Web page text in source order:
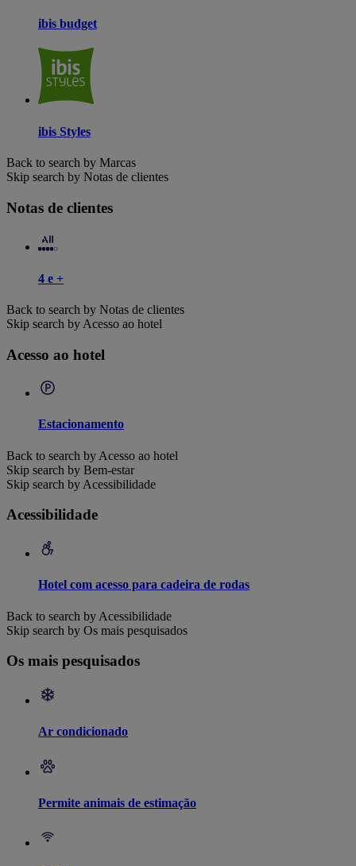
ibis budget
ibis Styles
Back to search by Marcas
Skip search by Notas de clientes
Notas de clientes
4 e +
Back to search by Notas de clientes
Skip search by Acesso ao hotel
Acesso ao hotel
Estacionamento
Back to search by Acesso ao hotel
Skip search by Bem-estar
Skip search by Acessibilidade
Acessibilidade
Hotel com acesso para cadeira de rodas
Back to search by Acessibilidade
Skip search by Os mais pesquisados
Os mais pesquisados
Ar condicionado
Permite animais de estimação